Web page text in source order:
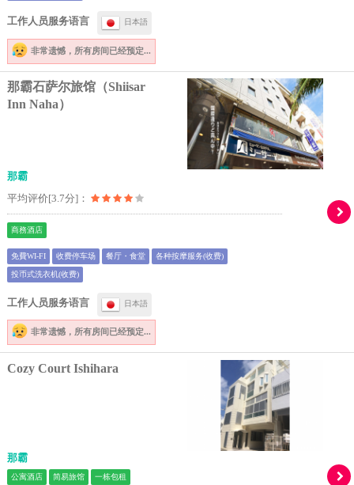
工作人员服务语言 日本語
非常遗憾， 所有房间已经预定...
那霸石萨尔旅馆（Shiisar
Inn Naha）
那霸
平均评价[3.7分]：
商務酒店
免費WI-FI 收费停车场 餐厅・食堂 各种按摩服务(收费)
投币式洗衣机(收费)
工作人员服务语言 日本語
非常遗憾， 所有房间已经预定...
Cozy Court Ishihara
那霸
公寓酒店 简易旅馆 一栋包租